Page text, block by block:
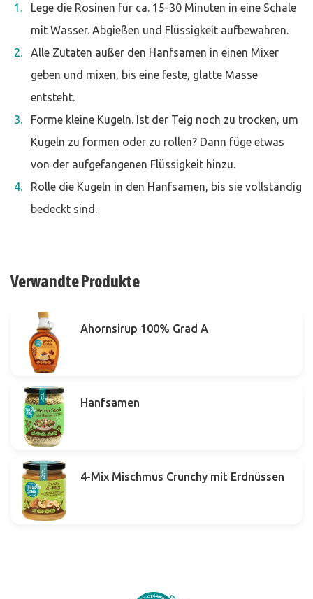
Lege die Rosinen für ca. 15-30 Minuten in eine Schale
mit Wasser. Abgießen und Flüssigkeit aufbewahren.
Alle Zutaten außer den Hanfsamen in einen Mixer
geben und mixen, bis eine feste, glatte Masse
entsteht.
Forme kleine Kugeln. Ist der Teig noch zu trocken, um
Kugeln zu formen oder zu rollen? Dann füge etwas
von der aufgefangenen Flüssigkeit hinzu.
Rolle die Kugeln in den Hanfsamen, bis sie vollständig
bedeckt sind.
Verwandte Produkte
Ahornsirup 100% Grad A
Hanfsamen
4-Mix Mischmus Crunchy mit Erdnüssen